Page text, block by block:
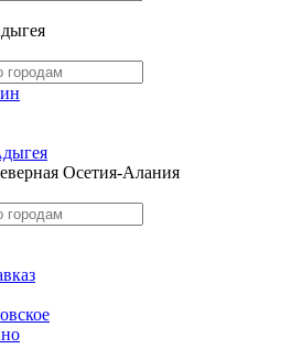
Осетия-Алания